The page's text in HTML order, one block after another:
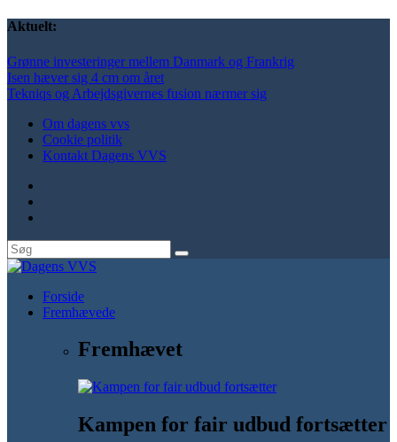
Aktuelt:
Grønne investeringer mellem Danmark og Frankrig
Isen hæver sig 4 cm om året
Tekniqs og Arbejdsgivernes fusion nærmer sig
Om dagens vvs
Cookie politik
Kontakt Dagens VVS
Forside
Fremhævede
Fremhævet
Kampen for fair udbud fortsætter